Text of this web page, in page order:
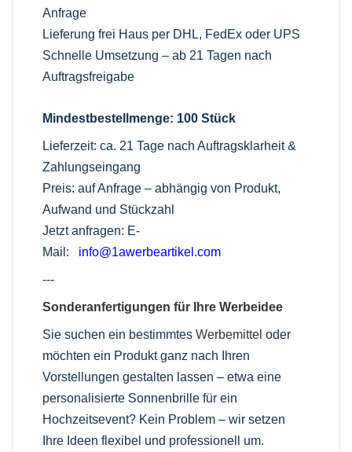
Anfrage
Lieferung frei Haus per DHL, FedEx oder UPS
Schnelle Umsetzung – ab 21 Tagen nach
Auftragsfreigabe
Mindestbestellmenge: 100 Stück
Lieferzeit: ca. 21 Tage nach Auftragsklarheit &
Zahlungseingang
Preis: auf Anfrage – abhängig von Produkt,
Aufwand und Stückzahl
Jetzt anfragen: E-
Mail:
info@1awerbeartikel.com
---
Sonderanfertigungen für Ihre Werbeidee
Sie suchen ein bestimmtesWerbemittel oder
möchten ein Produkt ganz nach Ihren
Vorstellungen gestalten lassen – etwa eine
personalisierte Sonnenbrille für ein
Hochzeitsevent? Kein Problem – wir setzen
Ihre Ideen flexibel und professionell um.